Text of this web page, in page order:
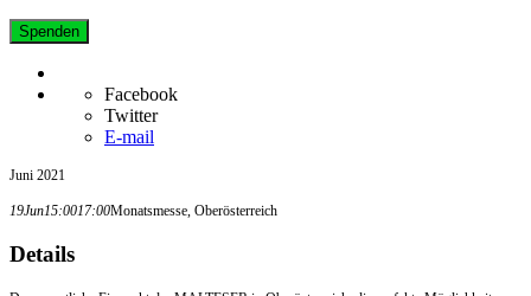
Spenden
Facebook
Twitter
E-mail
Juni 2021
19Jun15:0017:00Monatsmesse, Oberösterreich
Details